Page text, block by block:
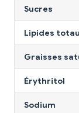
Sucres
Lipides
Graisses
Érythritol
Sodium